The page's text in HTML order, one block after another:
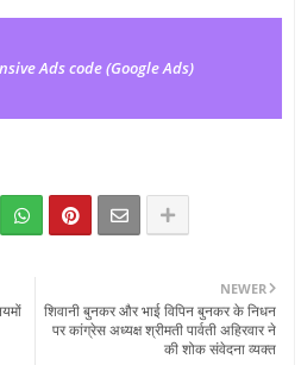
Ads code (Google Ads)
NEWER
शिवानी बुनकर और भाई विपिन बुनकर के निधन
पर कांग्रेस अध्यक्ष श्रीमती पार्वती अहिरवार ने
की शोक संवेदना व्यक्त